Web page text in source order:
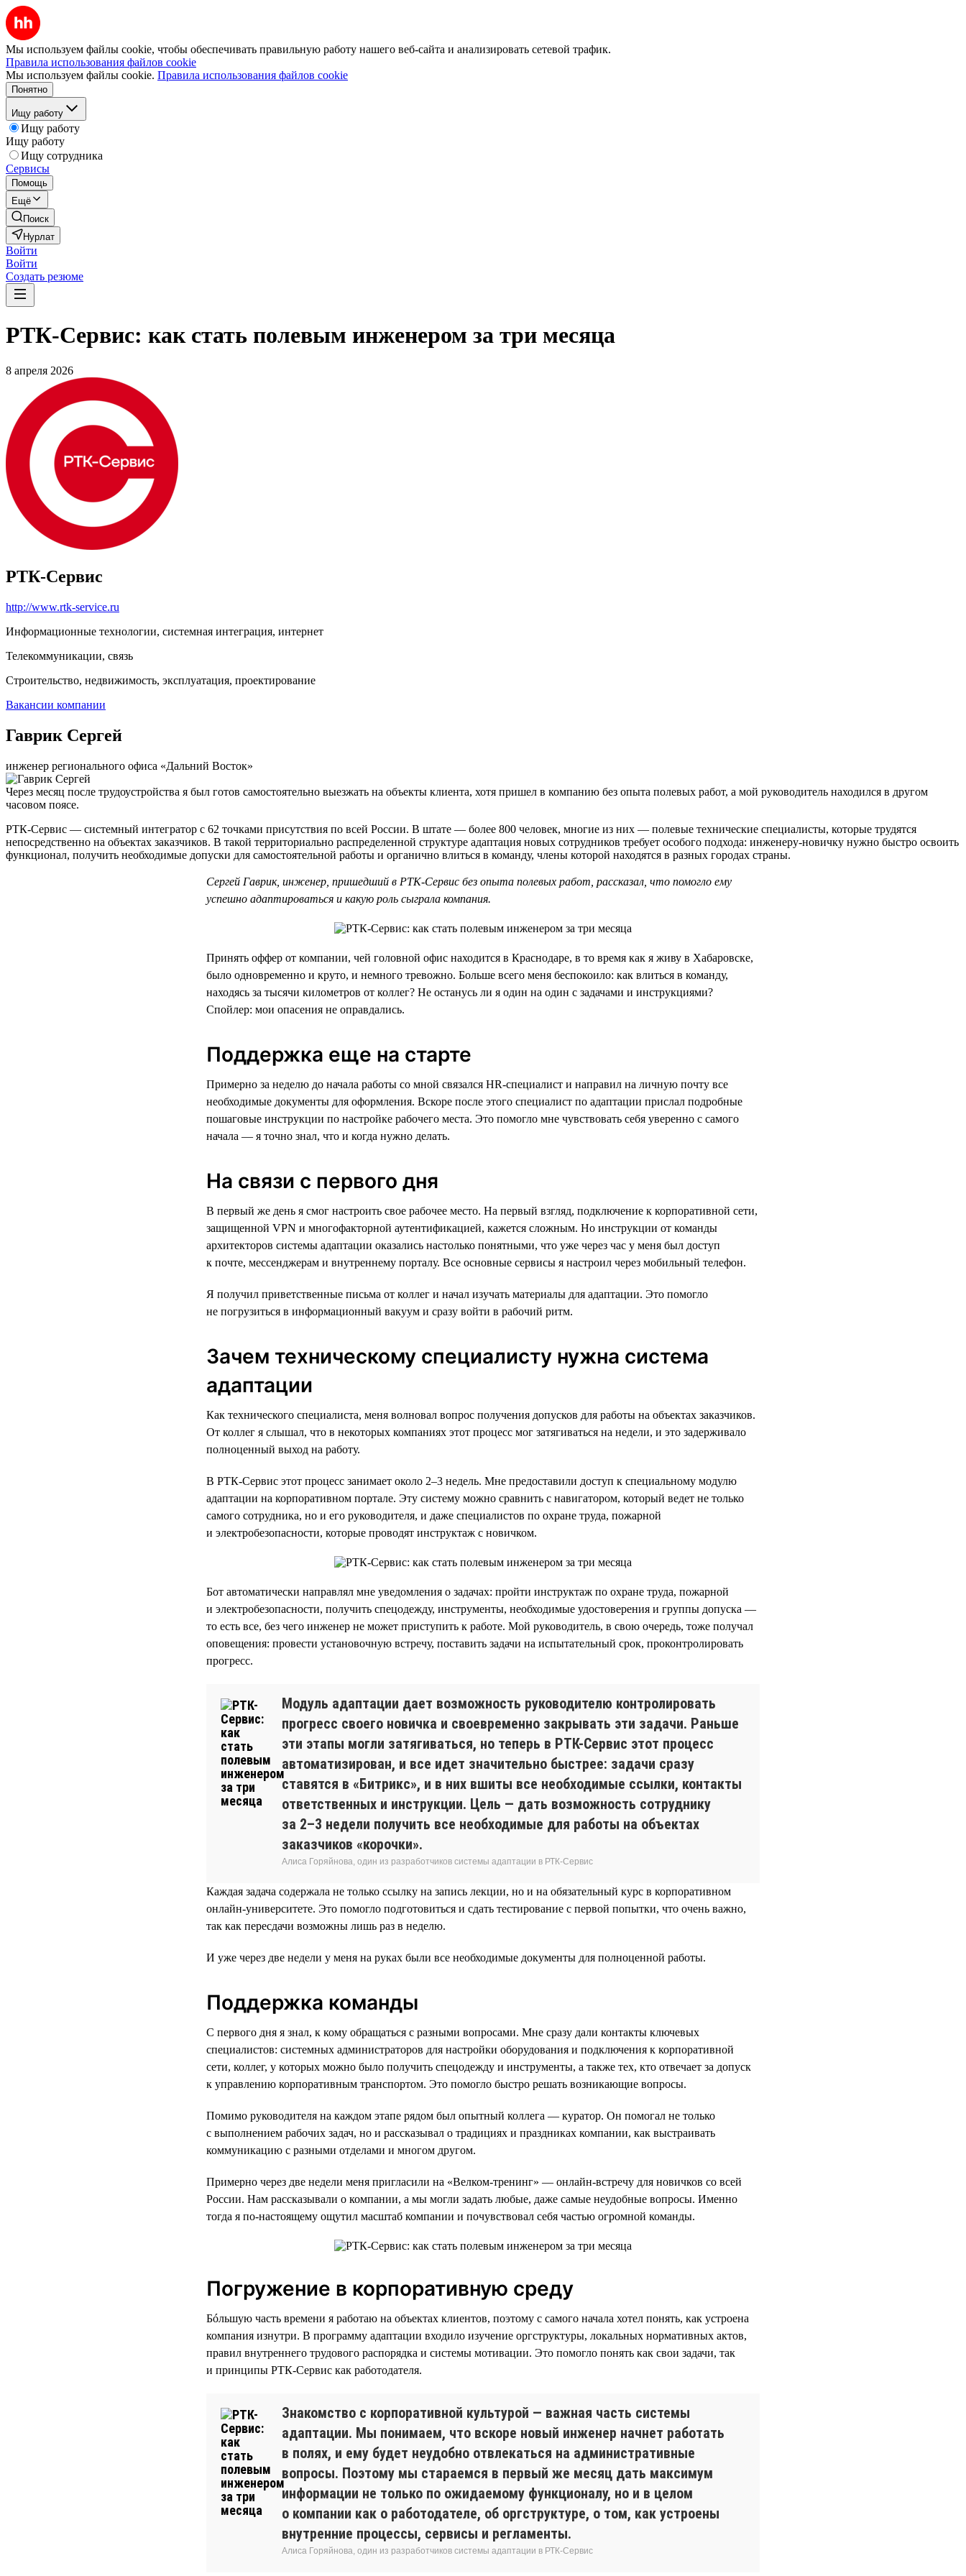
Мы используем файлы cookie, чтобы обеспечивать правильную работу нашего веб-сайта и анализировать сетевой трафик.
Правила использования файлов cookie
Мы используем файлы cookie. Правила использования файлов cookie
Понятно
Ищу работу
Ищу работу
Ищу работу
Ищу сотрудника
Сервисы
Помощь
Ещё
Поиск
Нурлат
Войти
Войти
Создать резюме
РТК-Сервис: как стать полевым инженером за три месяца
8 апреля 2026
РТК-Сервис
http://www.rtk-service.ru
Информационные технологии, системная интеграция, интернет
Телекоммуникации, связь
Строительство, недвижимость, эксплуатация, проектирование
Вакансии компании
Гаврик Сергей
инженер регионального офиса «Дальний Восток»
Через месяц после трудоустройства я был готов самостоятельно выезжать на объекты клиента, хотя пришел в компанию без опыта полевых работ, а мой руководитель находился в другом
часовом поясе.
РТК-Сервис — системный интегратор с 62 точками присутствия по всей России. В штате — более 800 человек, многие из них — полевые технические специалисты, которые трудятся
непосредственно на объектах заказчиков. В такой территориально распределенной структуре адаптация новых сотрудников требует особого подхода: инженеру-новичку нужно быстро освоить
функционал, получить необходимые допуски для самостоятельной работы и органично влиться в команду, члены которой находятся в разных городах страны.
Сергей Гаврик, инженер, пришедший в РТК-Сервис без опыта полевых работ, рассказал, что помогло ему
успешно адаптироваться и какую роль сыграла компания.
Принять оффер от компании, чей головной офис находится в Краснодаре, в то время как я живу в Хабаровске,
было одновременно и круто, и немного тревожно. Больше всего меня беспокоило: как влиться в команду,
находясь за тысячи километров от коллег? Не останусь ли я один на один с задачами и инструкциями?
Спойлер: мои опасения не оправдались.
Поддержка еще на старте
Примерно за неделю до начала работы со мной связался HR-специалист и направил на личную почту все
необходимые документы для оформления. Вскоре после этого специалист по адаптации прислал подробные
пошаговые инструкции по настройке рабочего места. Это помогло мне чувствовать себя уверенно с самого
начала — я точно знал, что и когда нужно делать.
На связи с первого дня
В первый же день я смог настроить свое рабочее место. На первый взгляд, подключение к корпоративной сети,
защищенной VPN и многофакторной аутентификацией, кажется сложным. Но инструкции от команды
архитекторов системы адаптации оказались настолько понятными, что уже через час у меня был доступ
к почте, мессенджерам и внутреннему порталу. Все основные сервисы я настроил через мобильный телефон.
Я получил приветственные письма от коллег и начал изучать материалы для адаптации. Это помогло
не погрузиться в информационный вакуум и сразу войти в рабочий ритм.
Зачем техническому специалисту нужна система
адаптации
Как технического специалиста, меня волновал вопрос получения допусков для работы на объектах заказчиков.
От коллег я слышал, что в некоторых компаниях этот процесс мог затягиваться на недели, и это задерживало
полноценный выход на работу.
В РТК-Сервис этот процесс занимает около 2–3 недель. Мне предоставили доступ к специальному модулю
адаптации на корпоративном портале. Эту систему можно сравнить с навигатором, который ведет не только
самого сотрудника, но и его руководителя, и даже специалистов по охране труда, пожарной
и электробезопасности, которые проводят инструктаж с новичком.
Бот автоматически направлял мне уведомления о задачах: пройти инструктаж по охране труда, пожарной
и электробезопасности, получить спецодежду, инструменты, необходимые удостоверения и группы допуска —
то есть все, без чего инженер не может приступить к работе. Мой руководитель, в свою очередь, тоже получал
оповещения: провести установочную встречу, поставить задачи на испытательный срок, проконтролировать
прогресс.
Модуль адаптации дает возможность руководителю контролировать
прогресс своего новичка и своевременно закрывать эти задачи. Раньше
эти этапы могли затягиваться, но теперь в РТК-Сервис этот процесс
автоматизирован, и все идет значительно быстрее: задачи сразу
ставятся в «Битрикс», и в них вшиты все необходимые ссылки, контакты
ответственных и инструкции. Цель — дать возможность сотруднику
за 2–3 недели получить все необходимые для работы на объектах
заказчиков «корочки».
Алиса Горяйнова, один из разработчиков системы адаптации в РТК-Сервис
Каждая задача содержала не только ссылку на запись лекции, но и на обязательный курс в корпоративном
онлайн-университете. Это помогло подготовиться и сдать тестирование с первой попытки, что очень важно,
так как пересдачи возможны лишь раз в неделю.
И уже через две недели у меня на руках были все необходимые документы для полноценной работы.
Поддержка команды
С первого дня я знал, к кому обращаться с разными вопросами. Мне сразу дали контакты ключевых
специалистов: системных администраторов для настройки оборудования и подключения к корпоративной
сети, коллег, у которых можно было получить спецодежду и инструменты, а также тех, кто отвечает за допуск
к управлению корпоративным транспортом. Это помогло быстро решать возникающие вопросы.
Помимо руководителя на каждом этапе рядом был опытный коллега — куратор. Он помогал не только
с выполнением рабочих задач, но и рассказывал о традициях и праздниках компании, как выстраивать
коммуникацию с разными отделами и многом другом.
Примерно через две недели меня пригласили на «Велком-тренинг» — онлайн-встречу для новичков со всей
России. Нам рассказывали о компании, а мы могли задать любые, даже самые неудобные вопросы. Именно
тогда я по-настоящему ощутил масштаб компании и почувствовал себя частью огромной команды.
Погружение в корпоративную среду
Бóльшую часть времени я работаю на объектах клиентов, поэтому с самого начала хотел понять, как устроена
компания изнутри. В программу адаптации входило изучение оргструктуры, локальных нормативных актов,
правил внутреннего трудового распорядка и системы мотивации. Это помогло понять как свои задачи, так
и принципы РТК-Сервис как работодателя.
Знакомство с корпоративной культурой — важная часть системы
адаптации. Мы понимаем, что вскоре новый инженер начнет работать
в полях, и ему будет неудобно отвлекаться на административные
вопросы. Поэтому мы стараемся в первый же месяц дать максимум
информации не только по ожидаемому функционалу, но и в целом
о компании как о работодателе, об оргструктуре, о том, как устроены
внутренние процессы, сервисы и регламенты.
Алиса Горяйнова, один из разработчиков системы адаптации в РТК-Сервис